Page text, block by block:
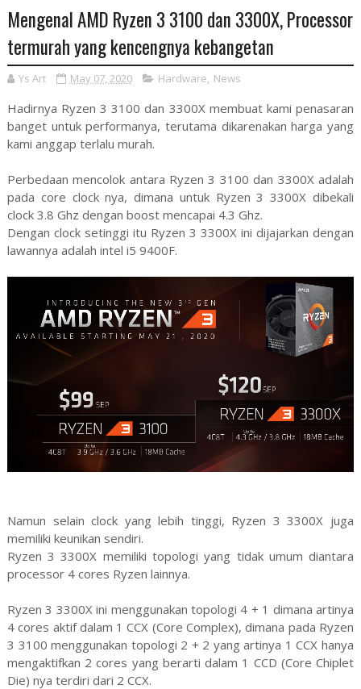
Mengenal AMD Ryzen 3 3100 dan 3300X, Processor
termurah yang kencengnya kebangetan
Ys Art May 07, 2020 Hardware, News
Hadirnya Ryzen 3 3100 dan 3300X membuat kami penasaran
banget untuk performanya, terutama dikarenakan harga yang
kami anggap terlalu murah.
Perbedaan mencolok antara Ryzen 3 3100 dan 3300X adalah
pada core clock nya, dimana untuk Ryzen 3 3300X dibekali
clock 3.8 Ghz dengan boost mencapai 4.3 Ghz.
Dengan clock setinggi itu Ryzen 3 3300X ini dijajarkan dengan
lawannya adalah intel i5 9400F.
Namun selain clock yang lebih tinggi, Ryzen 3 3300X juga
memiliki keunikan sendiri.
Ryzen 3 3300X memiliki topologi yang tidak umum diantara
processor 4 cores Ryzen lainnya.
Ryzen 3 3300X ini menggunakan topologi 4 + 1 dimana artinya
4 cores aktif dalam 1 CCX (Core Complex), dimana pada Ryzen
3 3100 menggunakan topologi 2 + 2 yang artinya 1 CCX hanya
mengaktifkan 2 cores yang berarti dalam 1 CCD (Core Chiplet
Die) nya terdiri dari 2 CCX.